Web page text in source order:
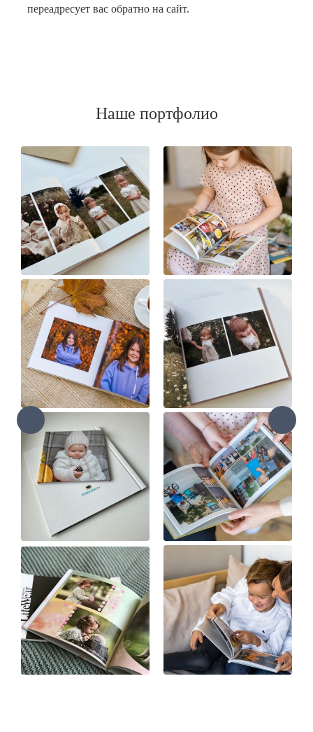
переадресует вас обратно на сайт.
Наше портфолио